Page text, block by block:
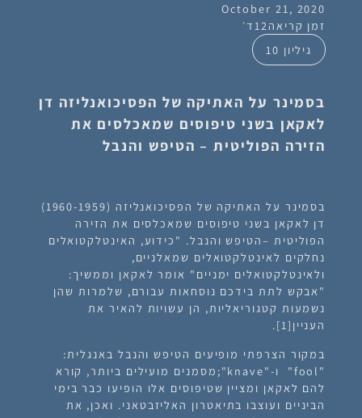
October 21, 2020
זמן קריאה12ד׳
גיליון 10
בסמינר על האתיקה של הפסיכואנליזה דן
לאקאן בשני טיפוסים שמאכלסים את
הזירה הפוליטית – הטיפש והנבל
בסמינר על האתיקה של הפסיכואנליזה (1960-1959)
דן לאקאן בשני טיפוסים שמאכלסים את הזירה
הפוליטית –הטיפש והנבל. "כידוע, האינטלקטואלים
נחלקים לאינטלקטואלים שמאלניים,
ולאינטלקטואלים ימניים" אומר לאקאן וממשיך:
"אבקש לתת בידכם נוסחאות עבורם, שלמרות שהן
נשמעות קטגוריאליות, הן עשויות להאיר את
העניין[1].
במקור הצרפתי מופיעים הטיפש והנבל באנגלית:
"fool" ו-"knave";מסמנים מועילים ביותר, קורא
להם לאקאן ומציין שטיפוסים אלו הופיעו כבר בימי
הביניים ועוצבו בתיאטרון האליזבטאני. ואכן, את